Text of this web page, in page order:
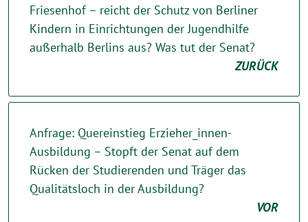
Friesenhof – reicht der Schutz von Berliner
Kindern in Einrichtungen der Jugendhilfe
außerhalb Berlins aus? Was tut der Senat?
ZURÜCK
Anfrage: Quereinstieg Erzieher_innen-
Ausbildung – Stopft der Senat auf dem
Rücken der Studierenden und Träger das
Qualitätsloch in der Ausbildung?
VOR